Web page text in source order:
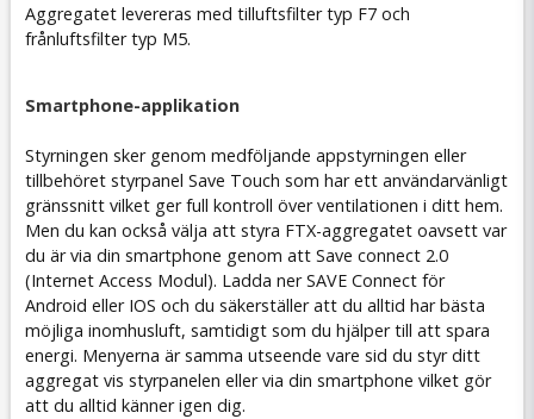
Aggregatet levereras med tilluftsfilter typ F7 och
frånluftsfilter typ M5.
Smartphone-applikation
Styrningen sker genom medföljande appstyrningen eller
tillbehöret styrpanel Save Touch som har ett användarvänligt
gränssnitt vilket ger full kontroll över ventilationen i ditt hem.
Men du kan också välja att styra FTX-aggregatet oavsett var
du är via din smartphone genom att Save connect 2.0
(Internet Access Modul). Ladda ner SAVE Connect för
Android eller IOS och du säkerställer att du alltid har bästa
möjliga inomhusluft, samtidigt som du hjälper till att spara
energi. Menyerna är samma utseende vare sid du styr ditt
aggregat vis styrpanelen eller via din smartphone vilket gör
att du alltid känner igen dig.